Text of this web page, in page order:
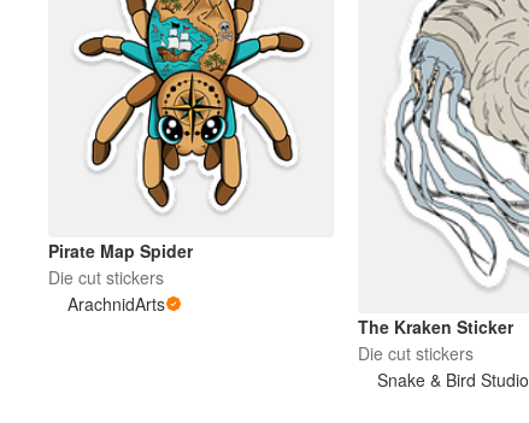
Ímãs
Botons
Embalagens
Vestuário
Acrílicos
Pirate Map Spider
Die cut stickers
ArachnidArts
The Kraken Sticker
Die cut stickers
Snake & Bird Studio